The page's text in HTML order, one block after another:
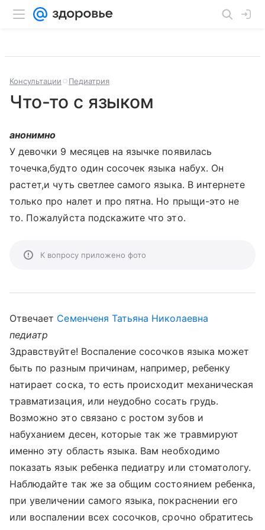
Консультации Педиатрия
Что-то с языком
анонимно
У девочки 9 месяцев на язычке появилась
точечка,будто один сосочек языка набух. Он
растет,и чуть светлее самого языка. В интернете
только про налет и про пятна. Но прыщи-это не
то. Пожалуйста подскажите что это.
К вопросу приложено фото
Отвечает Семенченя Татьяна Николаевна
педиатр
Здравствуйте! Воспаление сосочков языка может
быть по разным причинам, например, ребенку
натирает соска, то есть происходит механическая
травматизация, или неудобно сосать грудь.
Возможно это связано с ростом зубов и
набуханием десен, которые так же травмируют
именно эту область языка. Вам необходимо
показать язык ребенка педиатру или стоматологу.
Наблюдайте так же за общим состоянием ребенка,
при увеличении самого языка, покраснении его
или воспалении всех сосочков, срочно обратитесь